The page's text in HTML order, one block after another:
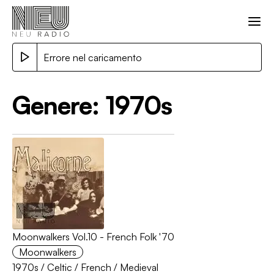
Errore nel caricamento
Genere: 1970s
Moonwalkers Vol.10 - French Folk '70
Moonwalkers
1970s / Celtic / French / Medieval